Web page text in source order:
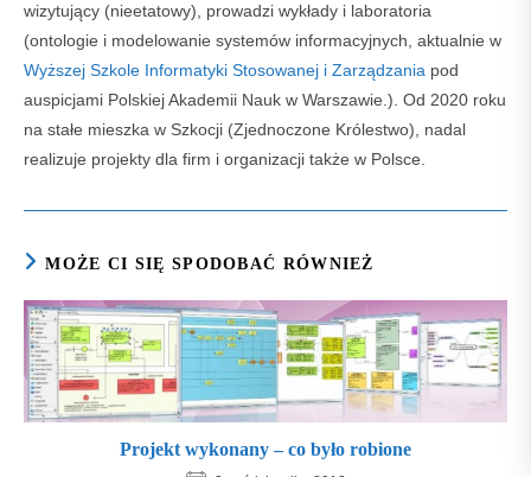
wizytujący (nieetatowy), prowadzi wykłady i laboratoria
(ontologie i modelowanie systemów informacyjnych, aktualnie w
Wyższej Szkole Informatyki Stosowanej i Zarządzania pod
auspicjami Polskiej Akademii Nauk w Warszawie.). Od 2020 roku
na stałe mieszka w Szkocji (Zjednoczone Królestwo), nadal
realizuje projekty dla firm i organizacji także w Polsce.
MOŻE CI SIĘ SPODOBAĆ RÓWNIEŻ
Projekt wykonany – co było robione